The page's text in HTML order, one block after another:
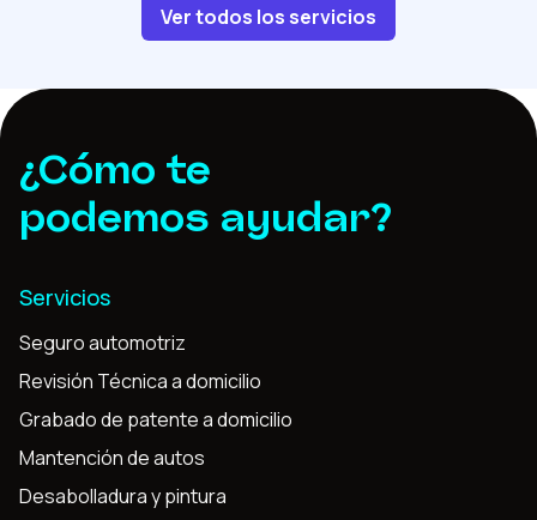
Ver todos los servicios
¿Cómo te
podemos ayudar?
Servicios
Seguro automotriz
Revisión Técnica a domicilio
Grabado de patente a domicilio
Mantención de autos
Desabolladura y pintura